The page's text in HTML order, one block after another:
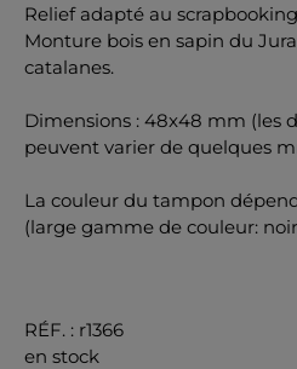
Relief adapté au
Monture bois en sapin du
catalanes.
Dimensions : 48x48 mm (les
peuvent varier de quelques
La couleur du tampon
(large gamme de couleur:
RÉF. : r1366
en stock